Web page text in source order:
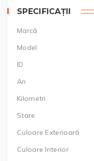
SPECIFICAȚII
Marcă
Model
ID
An
Kilometri
Stare
Culoare Exterioară
Culoare Interior